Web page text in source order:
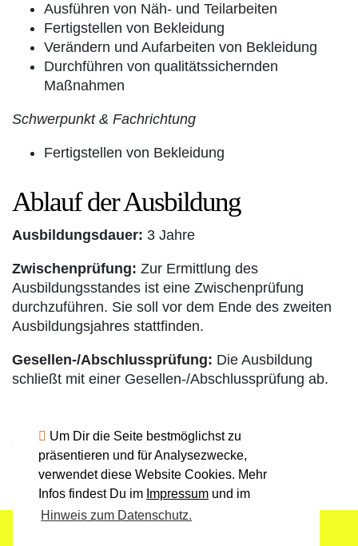
Um Dir die Seite bestmöglichst zu
präsentieren und für Analysezwecke,
verwendet diese Website Cookies. Mehr
Infos findest Du im Impressum und im
Hinweis zum Datenschutz.
Ausführen von Näh- und Teilarbeiten
Fertigstellen von Bekleidung
Verändern und Aufarbeiten von Bekleidung
Durchführen von qualitätssichernden
Maßnahmen
Schwerpunkt & Fachrichtung
Fertigstellen von Bekleidung
Ablauf der Ausbildung
Ausbildungsdauer: 3 Jahre
Zwischenprüfung: Zur Ermittlung des
Ausbildungsstandes ist eine Zwischenprüfung
durchzuführen. Sie soll vor dem Ende des zweiten
Ausbildungsjahres stattfinden.
Gesellen-/Abschlussprüfung: Die Ausbildung
schließt mit einer Gesellen-/Abschlussprüfung ab.
Quelle: www.handwerk.de